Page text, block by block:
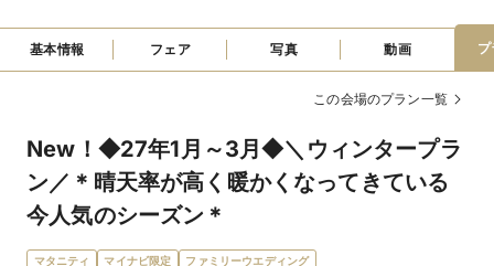
基本情報 フェア 写真 動画
この会場のプラン一覧
New！◆27年1月～3月◆＼ウィンタープラ
ン／＊晴天率が高く暖かくなってきている
今人気のシーズン＊
マタニティ マイナビ限定 ファミリーウエディング